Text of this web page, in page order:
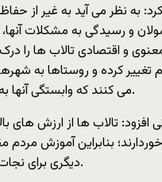
به نظر می آید به غیر از
و رسیدگی به مشکلات آنها،
و اقتصادی تالاب ها را
تغییر کرده و روستاها به
می کنند که وابستگی آنها به تالاب نیز کم شده است.
افزود: تالاب ها از ارزش های
بنابراین آموزش مردم
دیگری برای نجات جان این تالاب ها است.